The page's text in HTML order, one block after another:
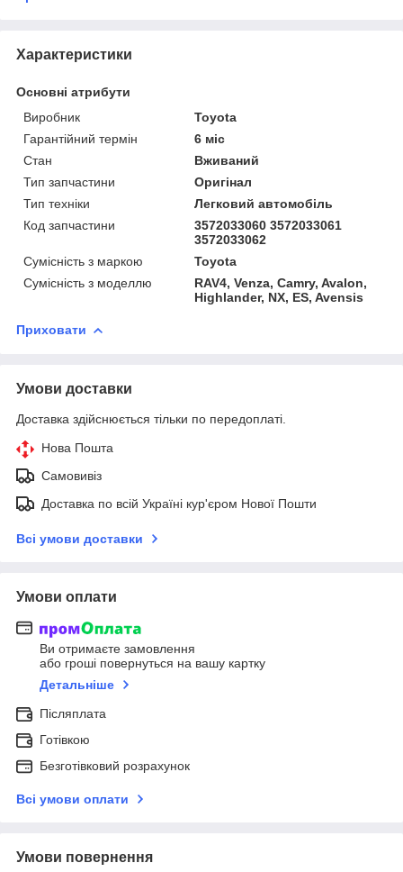
Характеристики
Основні атрибути
Виробник
Toyota
Гарантійний термін
6 міс
Стан
Вживаний
Тип запчастини
Оригінал
Тип техніки
Легковий автомобіль
Код запчастини
3572033060 3572033061
3572033062
Сумісність з маркою
Toyota
Сумісність з моделлю
RAV4, Venza, Camry, Avalon,
Highlander, NX, ES, Avensis
Приховати
Умови доставки
Доставка здійснюється тільки по передоплаті.
Нова Пошта
Самовивіз
Доставка по всій Україні кур'єром Нової Пошти
Всі умови доставки
Умови оплати
Ви отримаєте замовлення
або гроші повернуться на вашу картку
Детальніше
Післяплата
Готівкою
Безготівковий розрахунок
Всі умови оплати
Умови повернення